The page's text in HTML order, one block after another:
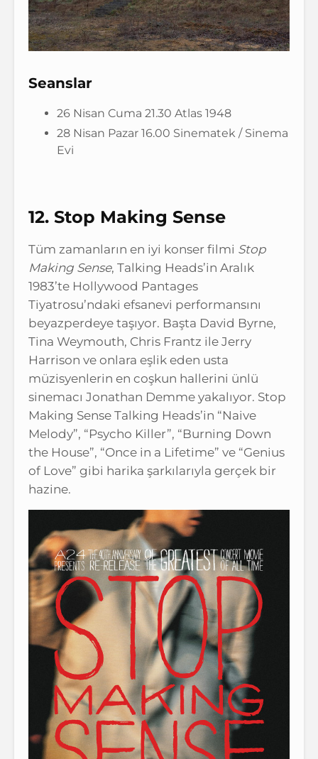
Seanslar
26 Nisan Cuma 21.30 Atlas 1948
28 Nisan Pazar 16.00 Sinematek / Sinema
Evi
12. Stop Making Sense
Tüm zamanların en iyi konser filmi Stop
Making Sense, Talking Heads’in Aralık
1983’te Hollywood Pantages
Tiyatrosu’ndaki efsanevi performansını
beyazperdeye taşıyor. Başta David Byrne,
Tina Weymouth, Chris Frantz ile Jerry
Harrison ve onlara eşlik eden usta
müzisyenlerin en coşkun hallerini ünlü
sinemacı Jonathan Demme yakalıyor. Stop
Making Sense Talking Heads’in “Naive
Melody”, “Psycho Killer”, “Burning Down
the House”, “Once in a Lifetime” ve “Genius
of Love” gibi harika şarkılarıyla gerçek bir
hazine.